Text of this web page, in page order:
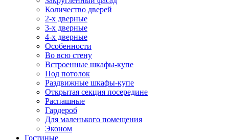
Количество дверей
2-х дверные
3-х дверные
4-х дверные
Особенности
Во всю стену
Встроенные шкафы-купе
Под потолок
Раздвижные шкафы-купе
Открытая секция посередине
Распашные
Гардероб
Для маленького помещения
Эконом
Гостиные